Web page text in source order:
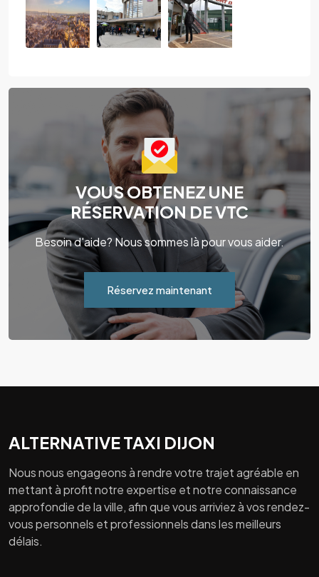
VOUS OBTENEZ UNE
RÉSERVATION DE VTC
Besoin d'aide? Nous sommes là pour vous aider.
Réservez maintenant
ALTERNATIVE TAXI DIJON
Nous nous engageons à rendre votre trajet agréable en
mettant à profit notre expertise et notre connaissance
approfondie de la ville, afin que vous arriviez à vos rendez-
vous personnels et professionnels dans les meilleurs
délais.